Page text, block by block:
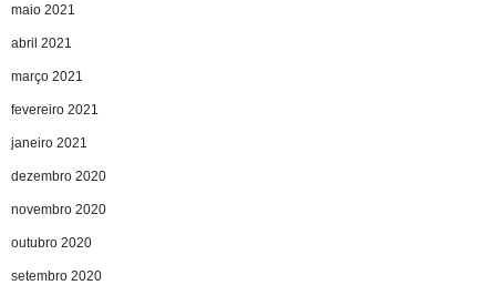
maio 2021
abril 2021
março 2021
fevereiro 2021
janeiro 2021
dezembro 2020
novembro 2020
outubro 2020
setembro 2020